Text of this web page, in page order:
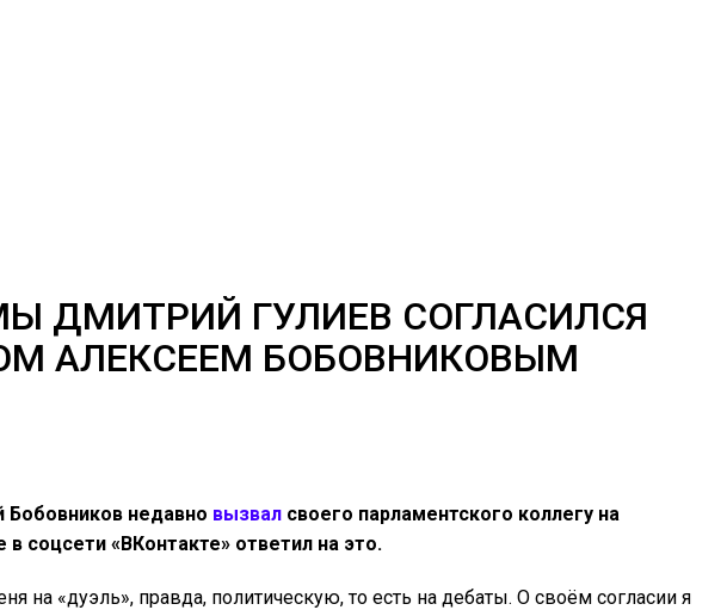
ДМИТРИЙ ГУЛИЕВ СОГЛАСИЛСЯ
АЛЕКСЕЕМ БОБОВНИКОВЫМ
недавно вызвал своего парламентского коллегу на
соцсети «ВКонтакте» ответил на это.
на «дуэль», правда, политическую, то есть на дебаты. О своём согласии я